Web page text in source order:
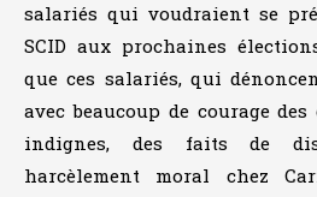
salariés qui voudraient se
SCID aux prochaines
que ces salariés, qui
avec beaucoup de courage
indignes, des faits de
harcèlement moral chez